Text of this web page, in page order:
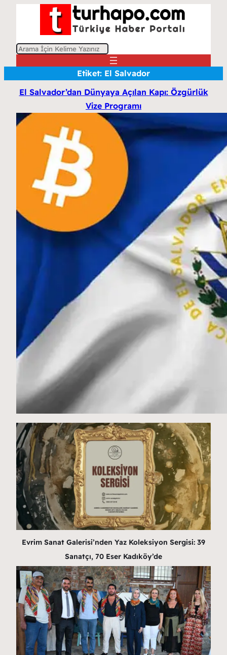
A
Etiket: El Salvador
El Salvador’dan Dünyaya Açılan Kapı: Özgürlük
Vize Programı
Evrim Sanat Galerisi’nden Yaz Koleksiyon Sergisi: 39
Sanatçı, 70 Eser Kadıköy’de